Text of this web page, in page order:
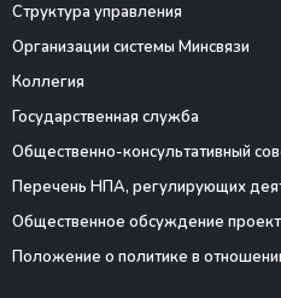
Структура управления
Организации системы Минсвязи
Коллегия
Государственная служба
Общественно-консультативный
Перечень НПА, регулирующих
Общественное обсуждение
Положение о политике в